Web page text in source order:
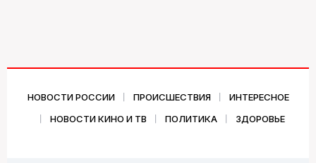
НОВОСТИ РОССИИ ПРОИСШЕСТВИЯ
ИНТЕРЕСНОЕ
НОВОСТИ КИНО И ТВ
ПОЛИТИКА ЗДОРОВЬЕ